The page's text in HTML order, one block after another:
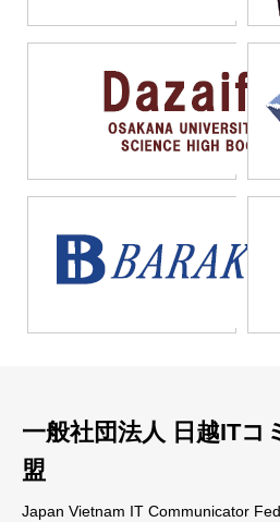
一般社団法人 日越ITコ
盟
Japan Vietnam IT Communicator